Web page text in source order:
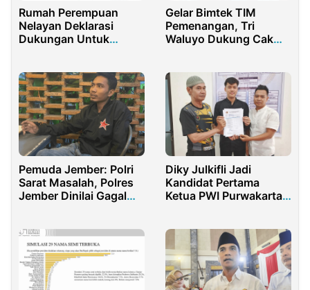
Rumah Perempuan
Nelayan Deklarasi
Dukungan Untuk
Gelar Bimtek TIM
Pemenangan, Tri
Waluyo Dukung Cak
Pemuda Jember: Polri
Sarat Masalah, Polres
Jember Dinilai Gagal
Diky Julkifli Jadi
Kandidat Pertama
Ketua PWI Purwakarta,